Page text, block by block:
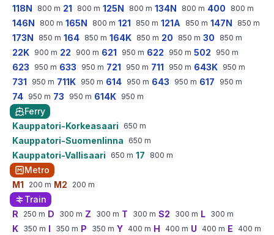
118N 800 m 21 800 m 125N 800 m 134N 800 m 400 800 m
146N 800 m 165N 800 m 121 850 m 121A 850 m 147N 850 m
173N 850 m 164 850 m 164K 850 m 20 850 m 30 850 m
22K 900 m 22 900 m 621 950 m 622 950 m 502 950 m
623 950 m 633 950 m 721 950 m 711 950 m 643K 950 m
731 950 m 711K 950 m 614 950 m 643 950 m 617 950 m
74 950 m 73 950 m 614K 950 m
Ferry
Kauppatori-Korkeasaari
650 m
Kauppatori-Suomenlinna 650 m
Kauppatori-Vallisaari 650 m 17 800 m
Metro
M1
200 m M2 200 m
Train
R
250 m D 300 m Z 300 m T 300 m S2 300 m L 300 m
K 350 m I 350 m P 350 m Y 400 m H 400 m U 400 m E 400 m